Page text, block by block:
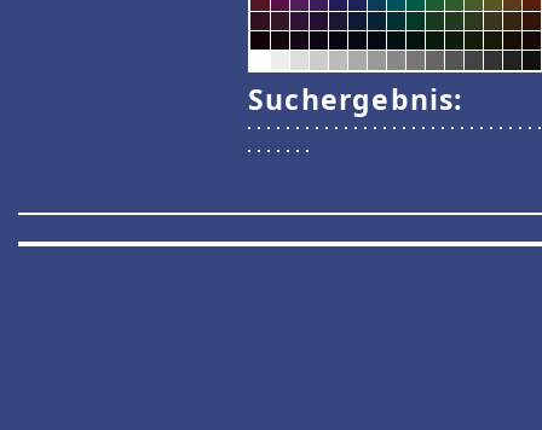
Suchergebnis: